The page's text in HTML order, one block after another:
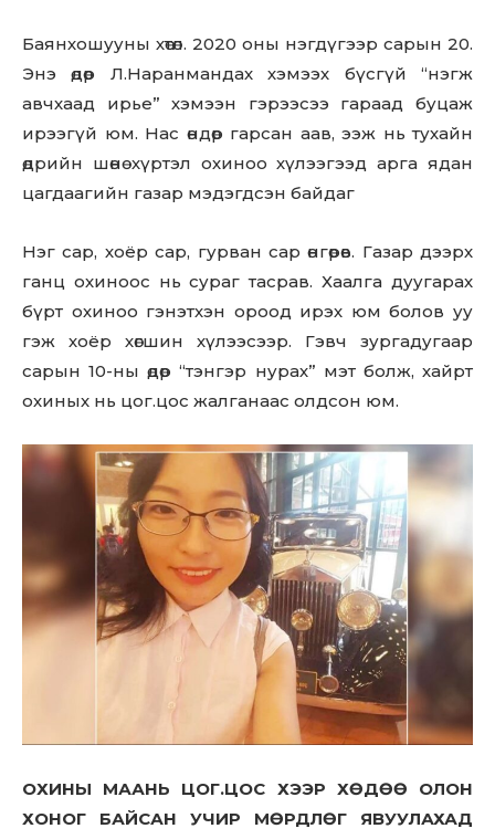
Баянхошууны хөтөл. 2020 оны нэгдүгээр сарын 20.
Энэ өдөр Л.Наранмандах хэмээх бүсгүй “нэгж
авчхаад ирье” хэмээн гэрээсээ гараад буцаж
ирээгүй юм. Нас өндөр гарсан аав, ээж нь тухайн
өдрийн шөнө хүртэл охиноо хүлээгээд арга ядан
цагдаагийн газар мэдэгдсэн байдаг
Нэг сар, хоёр сар, гурван сар өнгөрөв. Газар дээрх
ганц охиноос нь сураг тасрав. Хаалга дуугарах
бүрт охиноо гэнэтхэн ороод ирэх юм болов уу
гэж хоёр хөгшин хүлээсээр. Гэвч зургадугаар
сарын 10-ны өдөр “тэнгэр нурах” мэт болж, хайрт
охиных нь цог.цос жалганаас олдсон юм.
ОХИНЫ МААНЬ ЦОГ.ЦОС ХЭЭР ХӨДӨӨ ОЛОН
ХОНОГ БАЙСАН УЧИР МӨРДЛӨГ ЯВУУЛАХАД